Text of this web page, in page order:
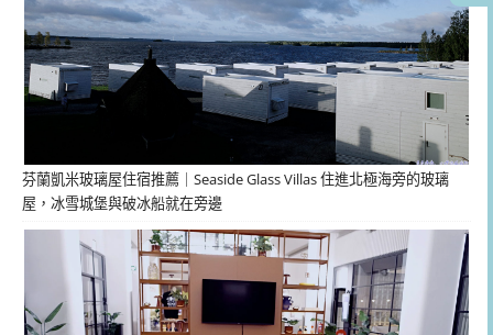
芬蘭凱米玻璃屋住宿推薦｜Seaside Glass Villas 住進北極海旁的玻璃
屋，冰雪城堡與破冰船就在旁邊